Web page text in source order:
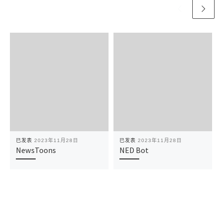
已发表 2023年11月28日
NewsToons
已发表 2023年11月28日
NED Bot